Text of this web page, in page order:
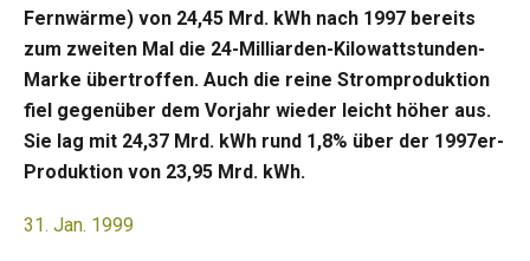
Fernwärme) von 24,45 Mrd. kWh nach 1997 bereits
zum zweiten Mal die 24-Milliarden-Kilowattstunden-
Marke übertroffen. Auch die reine Stromproduktion
fiel gegenüber dem Vorjahr wieder leicht höher aus.
Sie lag mit 24,37 Mrd. kWh rund 1,8% über der 1997er-
Produktion von 23,95 Mrd. kWh.
31. Jan. 1999